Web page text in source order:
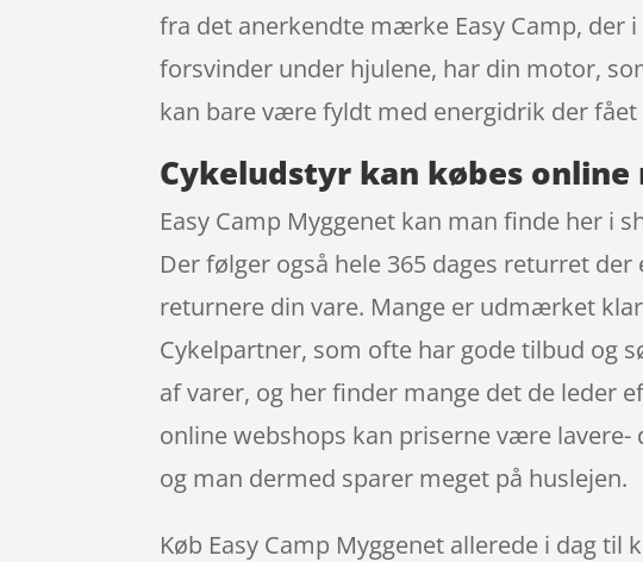
fra det anerkendte mærke Easy Camp,
forsvinder under hjulene, har din motor,
kan bare være fyldt med energidrik der
Cykeludstyr kan købes
Easy Camp Myggenet kan man finde her i
Der følger også hele 365 dages returret
returnere din vare. Mange er udmærket
Cykelpartner, som ofte har gode tilbud og
af varer, og her finder mange det de leder
online webshops kan priserne være
og man dermed sparer meget på huslejen.
Køb Easy Camp Myggenet allerede i dag